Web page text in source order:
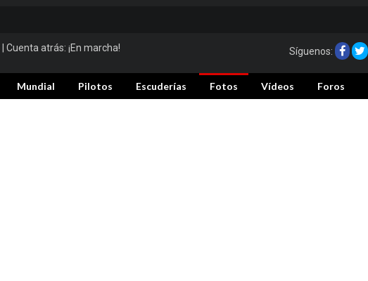
| Cuenta atrás: ¡En marcha! Síguenos:
Mundial Pilotos Escuderías Fotos Vídeos Foros